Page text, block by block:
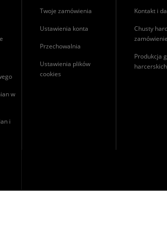
w
i
Twoje zamówienia
Ustawienia konta
Przechowalnia
Ustawienia plików
cookies
Kontakt i
Chusty
zamówienie
Produkcja